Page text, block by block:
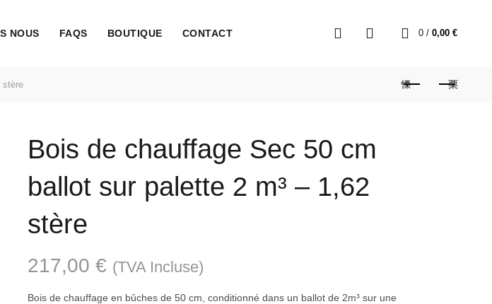
NOUS FAQS BOUTIQUE CONTACT 0 / 0,00 €
stère
Bois de chauffage Sec 50 cm
ballot sur palette 2 m³ – 1,62
stère
217,00 € (TVA Incluse)
Bois de chauffage en bûches de 50 cm, conditionné dans un ballot de 2m³ sur une